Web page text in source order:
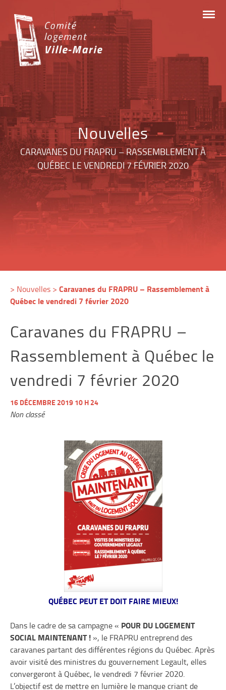
content
Nouvelles
CARAVANES DU FRAPRU – RASSEMBLEMENT À
QUÉBEC LE VENDREDI 7 FÉVRIER 2020
> Nouvelles >Caravanes du FRAPRU – Rassemblement à
Québec le vendredi 7 février 2020
Caravanes du FRAPRU –
Rassemblement à Québec le
vendredi 7 février 2020
16 DÉCEMBRE 2019 10 H 24
Non classé
QUÉBEC PEUT ET DOIT FAIRE MIEUX!
Dans le cadre de sa campagne « POUR DU LOGEMENT
SOCIAL MAINTENANT ! », le FRAPRU entreprend des
caravanes partant des différentes régions du Québec. Après
avoir visité des ministres du gouvernement Legault, elles
convergeront à Québec, le vendredi 7 février 2020.
L’objectif est de mettre en lumière le manque criant de